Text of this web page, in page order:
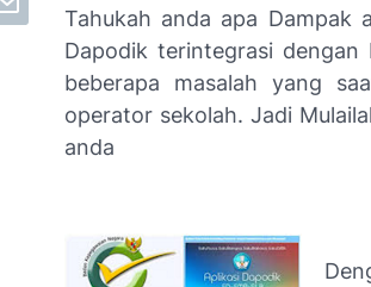
Tahukah anda apa Dampak
Dapodik terintegrasi dengan
beberapa masalah yang
operator sekolah. Jadi
anda